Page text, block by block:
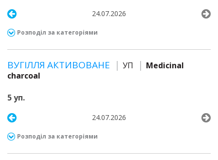
24.07.2026
Розподіл за категоріями
ВУГІЛЛЯ АКТИВОВАНЕ УП
Medicinal
charcoal
5 уп.
24.07.2026
Розподіл за категоріями